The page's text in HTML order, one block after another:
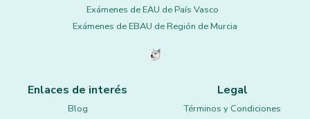
Exámenes de EAU de País Vasco
Exámenes de EBAU de Región de Murcia
Enlaces de interés
Blog
Legal
Términos y Condiciones